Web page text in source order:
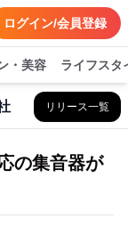
ログイン/会員登録
・美容 ライフスタ
リリース一覧
の集音器が